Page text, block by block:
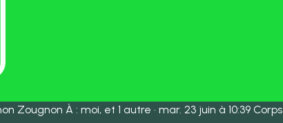
Zougnon À : moi, et 1 autre · mar. 23 juin à 10:39 Corps